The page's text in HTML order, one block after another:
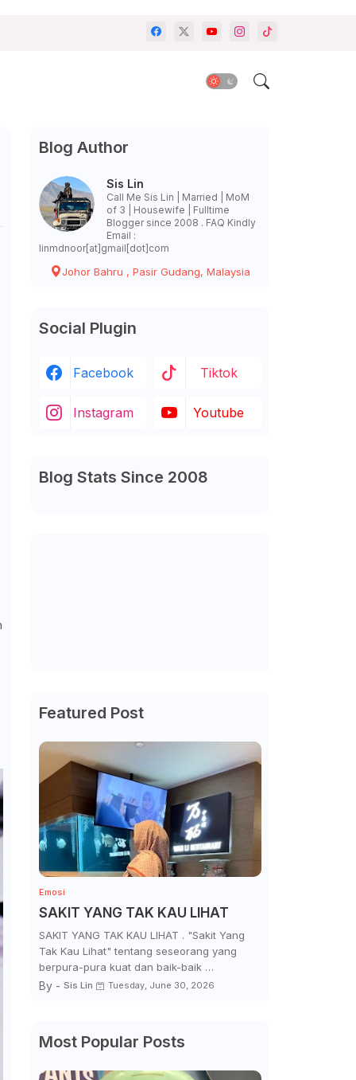
Blog Author
Sis Lin
Call Me Sis Lin | Married | MoM
of 3 | Housewife | Fulltime
Blogger since 2008 . FAQ Kindly
Email :
linmdnoor[at]gmail[dot]com
Johor Bahru , Pasir Gudang, Malaysia
Social Plugin
Facebook Tiktok
Instagram Youtube
Blog Stats Since 2008
Featured Post
Emosi
SAKIT YANG TAK KAU LIHAT
SAKIT YANG TAK KAU LIHAT . "Sakit Yang
Tak Kau Lihat" tentang seseorang yang
berpura-pura kuat dan baik-baik …
By - Sis Lin Tuesday, June 30, 2026
Most Popular Posts